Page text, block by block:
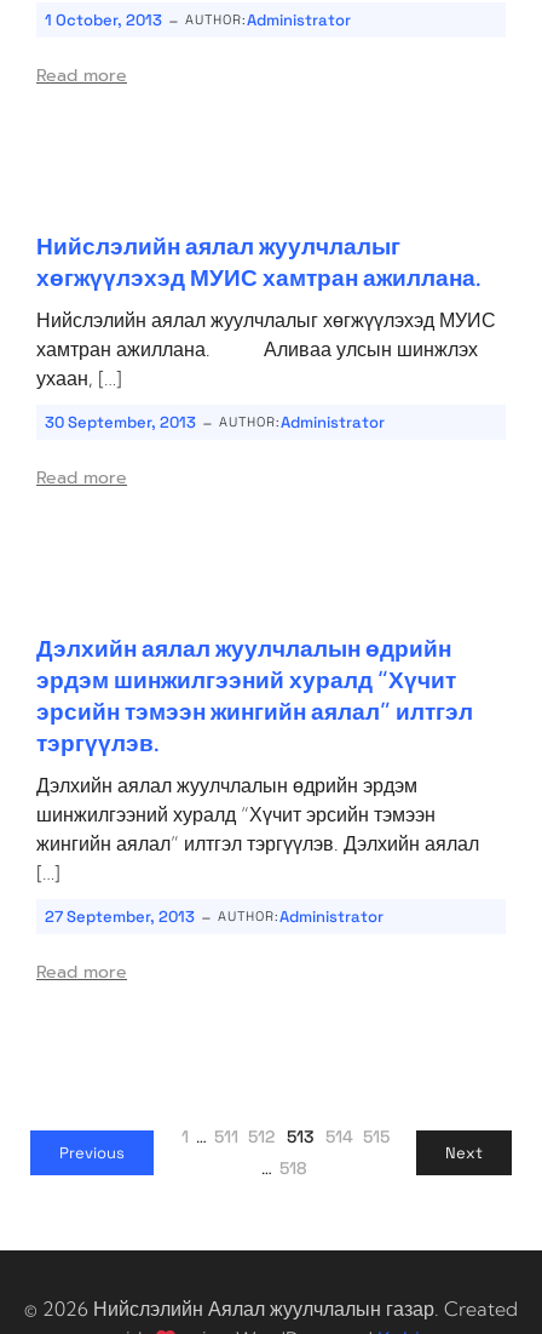
1 October, 2013 - AUTHOR:Administrator
Read more
Нийслэлийн аялал жуулчлалыг
хөгжүүлэхэд МУИС хамтран ажиллана.
Нийслэлийн аялал жуулчлалыг хөгжүүлэхэд МУИС
хамтран ажиллана. Аливаа улсын шинжлэх
ухаан, […]
30 September, 2013 - AUTHOR:Administrator
Read more
Дэлхийн аялал жуулчлалын өдрийн
эрдэм шинжилгээний хуралд “Хүчит
эрсийн тэмээн жингийн аялал” илтгэл
тэргүүлэв.
Дэлхийн аялал жуулчлалын өдрийн эрдэм
шинжилгээний хуралд “Хүчит эрсийн тэмээн
жингийн аялал” илтгэл тэргүүлэв. Дэлхийн аялал
[…]
27 September, 2013 - AUTHOR:Administrator
Read more
Previous
1 … 511 512 513 514 515
… 518
Next
© 2026 Нийслэлийн Аялал жуулчлалын газар. Created